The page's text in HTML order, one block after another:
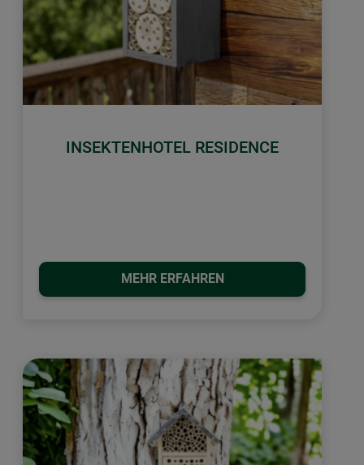
INSEKTENHOTEL RESIDENCE
MEHR ERFAHREN